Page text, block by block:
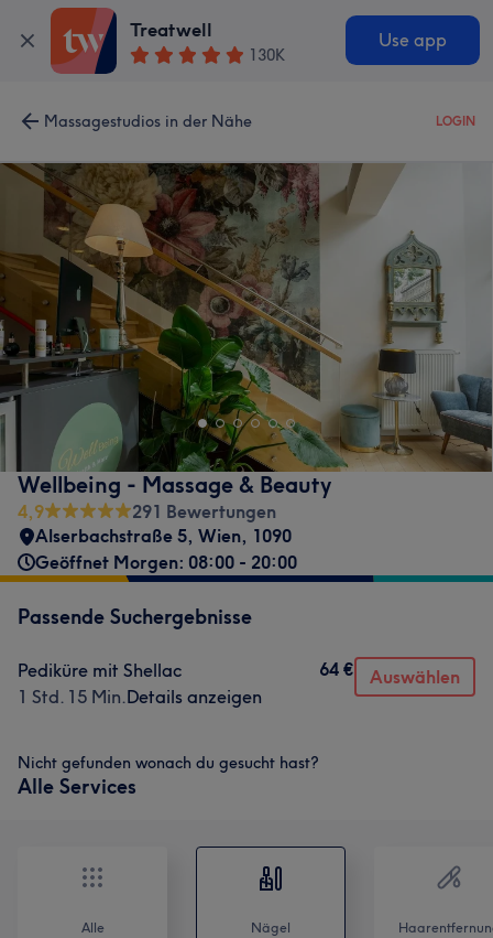
Treatwell
130K
Use app
Massagestudios in der Nähe LOGIN
Wellbeing - Massage & Beauty
4,9
291 Bewertungen
Alserbachstraße 5, Wien, 1090
Geöffnet Morgen: 08:00 - 20:00
Passende Suchergebnisse
Pediküre mit Shellac
1 Std. 15 Min.Details anzeigen
64 € Auswählen
Nicht gefunden wonach du gesucht hast?
Alle Services
Alle Nägel